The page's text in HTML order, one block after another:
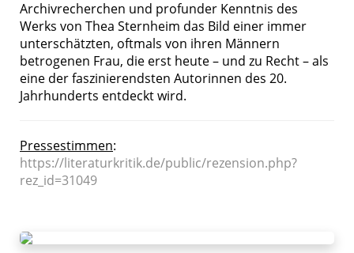
Archivrecherchen und profunder Kenntnis des
Werks von Thea Sternheim das Bild einer immer
unterschätzten, oftmals von ihren Männern
betrogenen Frau, die erst heute – und zu Recht – als
eine der faszinierendsten Autorinnen des 20.
Jahrhunderts entdeckt wird.
Pressestimmen:
https://literaturkritik.de/public/rezension.php?
rez_id=31049